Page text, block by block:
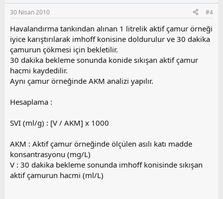
s
u
z
o
l
a
30 Nisan 2010 #4
Havalandırma tankından alınan 1 litrelik aktif çamur örneği
iyice karıştırılarak imhoff konisine doldurulur ve 30 dakika
çamurun çökmesi için bekletilir.
30 dakika bekleme sonunda konide sıkışan aktif çamur
hacmi kaydedilir.
Aynı çamur örneğinde AKM analizi yapılır.
Hesaplama :
SVI (ml/g) : [V / AKM] x 1000
AKM : Aktif çamur örneğinde ölçülen asılı katı madde
konsantrasyonu (mg/L)
V : 30 dakika bekleme sonunda imhoff konisinde sıkışan
aktif çamurun hacmi (ml/L)